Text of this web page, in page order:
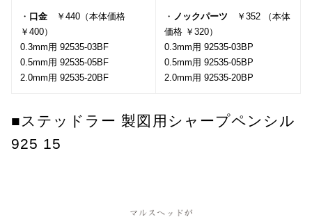
・ 口金
￥440（本体価格
￥400）
0.3mm用 92535-03BF
0.5mm用 92535-05BF
2.0mm用 92535-20BF
・ ノックパーツ ￥352 （本体
価格 ￥320）
0.3mm用 92535-03BP
0.5mm用 92535-05BP
2.0mm用 92535-20BP
■ステッドラー 製図用シャープペンシル
925 15